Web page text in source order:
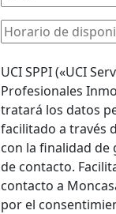
UCI SPPI («UCI
Profesionales
tratará los datos
facilitado a través
con la finalidad
de contacto.
contacto a
por el